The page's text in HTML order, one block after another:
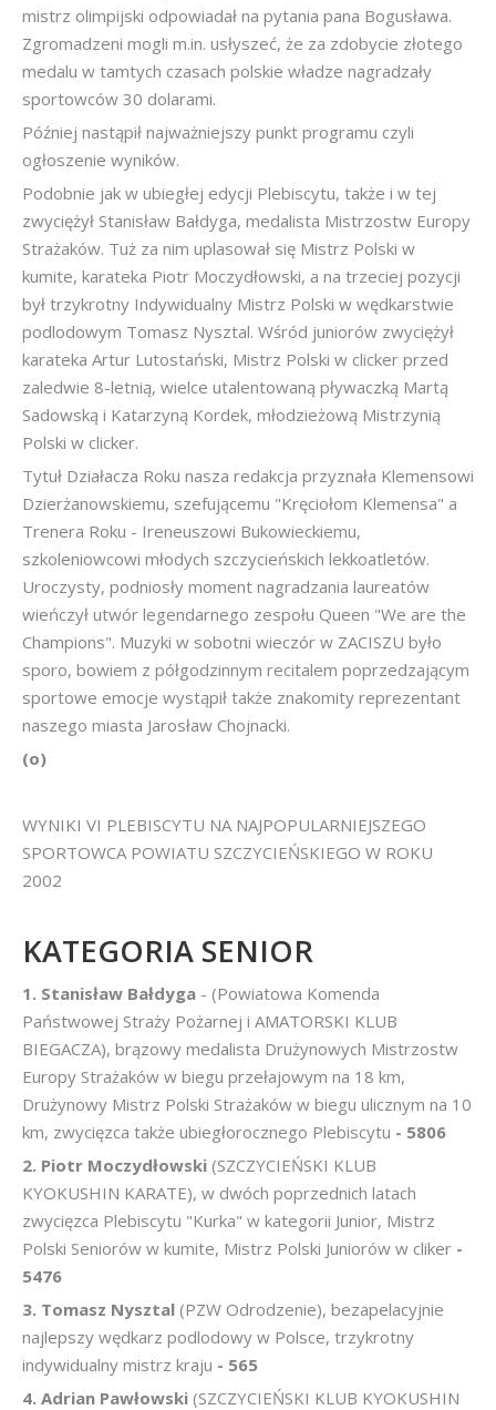
mistrz olimpijski odpowiadał na pytania pana Bogusława.
Zgromadzeni mogli m.in. usłyszeć, że za zdobycie złotego
medalu w tamtych czasach polskie władze nagradzały
sportowców 30 dolarami.
Później nastąpił najważniejszy punkt programu czyli
ogłoszenie wyników.
Podobnie jak w ubiegłej edycji Plebiscytu, także i w tej
zwyciężył Stanisław Bałdyga, medalista Mistrzostw Europy
Strażaków. Tuż za nim uplasował się Mistrz Polski w
kumite, karateka Piotr Moczydłowski, a na trzeciej pozycji
był trzykrotny Indywidualny Mistrz Polski w wędkarstwie
podlodowym Tomasz Nysztal. Wśród juniorów zwyciężył
karateka Artur Lutostański, Mistrz Polski w clicker przed
zaledwie 8-letnią, wielce utalentowaną pływaczką Martą
Sadowską i Katarzyną Kordek, młodzieżową Mistrzynią
Polski w clicker.
Tytuł Działacza Roku nasza redakcja przyznała Klemensowi
Dzierżanowskiemu, szefującemu "Kręciołom Klemensa" a
Trenera Roku - Ireneuszowi Bukowieckiemu,
szkoleniowcowi młodych szczycieńskich lekkoatletów.
Uroczysty, podniosły moment nagradzania laureatów
wieńczył utwór legendarnego zespołu Queen "We are the
Champions". Muzyki w sobotni wieczór w ZACISZU było
sporo, bowiem z półgodzinnym recitalem poprzedzającym
sportowe emocje wystąpił także znakomity reprezentant
naszego miasta Jarosław Chojnacki.
(o)
WYNIKI VI PLEBISCYTU NA NAJPOPULARNIEJSZEGO
SPORTOWCA POWIATU SZCZYCIEŃSKIEGO W ROKU
2002
KATEGORIA SENIOR
1. Stanisław Bałdyga - (Powiatowa Komenda
Państwowej Straży Pożarnej i AMATORSKI KLUB
BIEGACZA), brązowy medalista Drużynowych Mistrzostw
Europy Strażaków w biegu przełajowym na 18 km,
Drużynowy Mistrz Polski Strażaków w biegu ulicznym na 10
km, zwycięzca także ubiegłorocznego Plebiscytu - 5806
2. Piotr Moczydłowski (SZCZYCIEŃSKI KLUB
KYOKUSHIN KARATE), w dwóch poprzednich latach
zwycięzca Plebiscytu "Kurka" w kategorii Junior, Mistrz
Polski Seniorów w kumite, Mistrz Polski Juniorów w cliker -
5476
3. Tomasz Nysztal (PZW Odrodzenie), bezapelacyjnie
najlepszy wędkarz podlodowy w Polsce, trzykrotny
indywidualny mistrz kraju - 565
4. Adrian Pawłowski (SZCZYCIEŃSKI KLUB KYOKUSHIN